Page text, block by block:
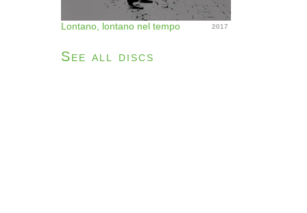
Lontano, lontano nel tempo 2017
See all discs